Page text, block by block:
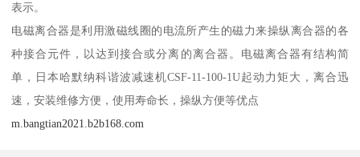
表示。
电磁离合器是利用激磁线圈的电流所产生的磁力来操纵离合器的各
种接合元件，以达到接合或分离的离合器。电磁离合器有结构简
单，日本哈默纳科谐波减速机CSF-11-100-1U起动力矩大，离合迅
速，安装维修方便，使用寿命长，操纵方便等优点
m.bangtian2021.b2b168.com